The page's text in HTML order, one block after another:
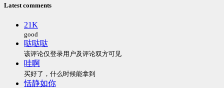
Latest comments
21K
good
哒哒哒
该评论仅登录用户及评论双方可见
哇啊
买好了，什么时候能拿到
恬静如你